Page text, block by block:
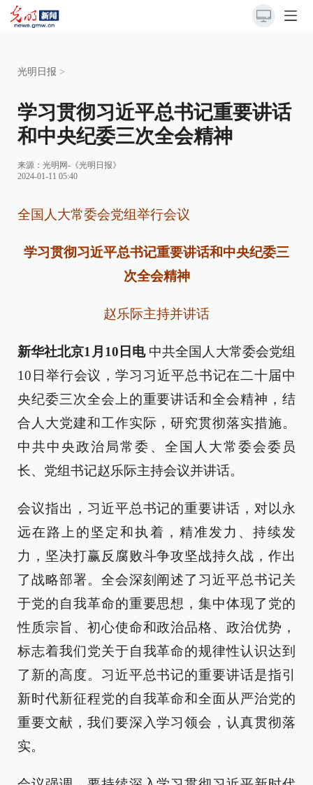
光明日报 >
学习贯彻习近平总书记重要讲话
和中央纪委三次全会精神
来源： 光明网-《光明日报》
2024-01-11 05:40
全国人大常委会党组举行会议
学习贯彻习近平总书记重要讲话和中央纪委三
次全会精神
赵乐际主持并讲话
新华社北京1月10日电中共全国人大常委会党组
10日举行会议，学习习近平总书记在二十届中
央纪委三次全会上的重要讲话和全会精神，结
合人大党建和工作实际，研究贯彻落实措施。
中共中央政治局常委、全国人大常委会委员
长、党组书记赵乐际主持会议并讲话。
会议指出，习近平总书记的重要讲话，对以永
远在路上的坚定和执着，精准发力、持续发
力，坚决打赢反腐败斗争攻坚战持久战，作出
了战略部署。全会深刻阐述了习近平总书记关
于党的自我革命的重要思想，集中体现了党的
性质宗旨、初心使命和政治品格、政治优势，
标志着我们党关于自我革命的规律性认识达到
了新的高度。习近平总书记的重要讲话是指引
新时代新征程党的自我革命和全面从严治党的
重要文献，我们要深入学习领会，认真贯彻落
实。